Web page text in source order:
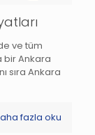
ve tüm
bir Ankara
sıra Ankara
fazla oku